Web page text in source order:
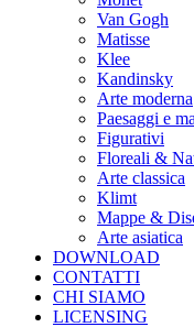
Van Gogh
Matisse
Klee
Kandinsky
Arte moderna
Paesaggi e
Figurativi
Floreali &
Arte classica
Klimt
Mappe &
Arte asiatica
DOWNLOAD
CONTATTI
CHI SIAMO
LICENSING